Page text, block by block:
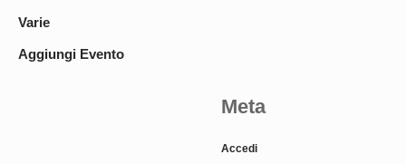
Varie
Aggiungi Evento
Meta
Accedi